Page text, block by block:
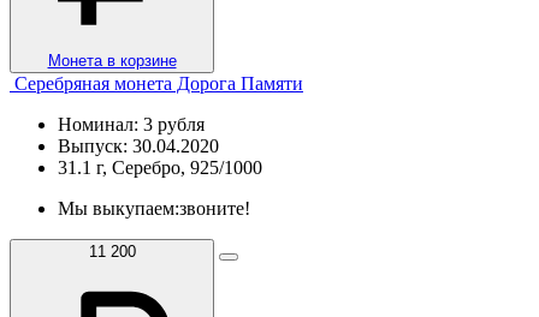
Монета в корзине
Серебряная монета Дорога Памяти
Номинал: 3 рубля
Выпуск: 30.04.2020
31.1 г, Серебро, 925/1000
Мы выкупаем:звоните!
11 200